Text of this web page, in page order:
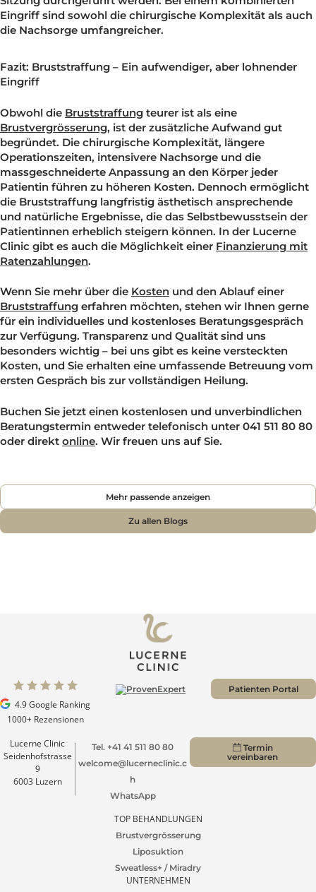
Bruststraffung wünschen, auch für eine zusätzliche
Brustvergrösserung mit Silikon-Implantaten. Diese
Kombination erhöht den Preis im Vergleich zu einer
Sitzung durchgeführt werden. Bei einem kombinierten
Eingriff sind sowohl die chirurgische Komplexität als
Fazit: Bruststraffung – Ein aufwendiger, aber lohnender
Eingriff
Obwohl dieBruststraffungteurer ist als eine
Brustvergrösserung, ist der zusätzliche Aufwand gut
begründet. Die chirurgische Komplexität, längere
Operationszeiten, intensivere Nachsorge und die
massgeschneiderte Anpassung an den Körper jeder
Patientin führen zu höheren Kosten. Dennoch
und natürliche Ergebnisse, die das Selbstbewusstsein
Patientinnen erheblich steigern können. In der Lucerne
Clinic gibt es auch die Möglichkeit einerFinanzierung
Ratenzahlungen.
Wenn Sie mehr über dieKostenund den Ablauf einer
für ein individuelles und kostenloses
zur Verfügung. Transparenz und Qualität sind uns
besonders wichtig – bei uns gibt es keine versteckten
Buchen Sie jetzt einen kostenlosen und
Beratungstermin entweder telefonisch unter 041 511 80
oder direktonline. Wir freuen uns auf Sie.
Zu allen Blogs
Tel. +41 41 511 80 80
welcome@lucerneclinic.c